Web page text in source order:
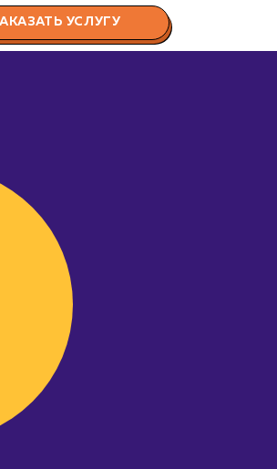
УСЛУГУ